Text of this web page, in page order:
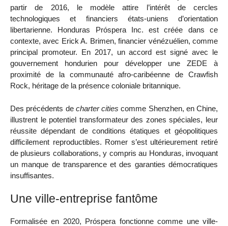
partir de 2016, le modèle attire l’intérêt de cercles
technologiques et financiers états-uniens d’orientation
libertarienne. Honduras Próspera Inc. est créée dans ce
contexte, avec Erick A. Brimen, financier vénézuélien, comme
principal promoteur. En 2017, un accord est signé avec le
gouvernement hondurien pour développer une ZEDE à
proximité de la communauté afro-caribéenne de Crawfish
Rock, héritage de la présence coloniale britannique.
Des précédents de charter cities comme Shenzhen, en Chine,
illustrent le potentiel transformateur des zones spéciales, leur
réussite dépendant de conditions étatiques et géopolitiques
difficilement reproductibles. Romer s’est ultérieurement retiré
de plusieurs collaborations, y compris au Honduras, invoquant
un manque de transparence et des garanties démocratiques
insuffisantes.
Une ville-entreprise fantôme
Formalisée en 2020, Próspera fonctionne comme une ville-